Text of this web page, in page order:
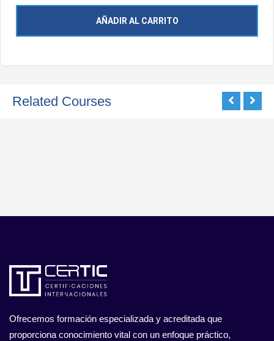
AÑADIR AL CARRITO
Related Courses
Ofrecemos formación especializada y acreditada que
proporciona conocimiento vital con un enfoque práctico,